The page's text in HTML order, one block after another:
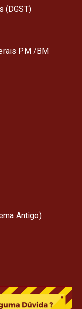
(DGST)
PM /BM
Antigo)